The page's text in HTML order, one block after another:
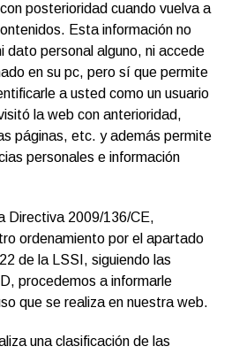
posterioridad cuando vuelva a
Esta información no
dato personal alguno, ni accede
en su pc, pero sí que permite
a usted como un usuario
la web con anterioridad,
páginas, etc. y además permite
personales e información
Directiva 2009/136/CE,
ordenamiento por el apartado
de la LSSI, siguiendo las
procedemos a informarle
que se realiza en nuestra web.
una clasificación de las